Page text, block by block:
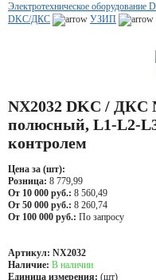
Электротехническое
DKC/ДКС
УЗИП
NX2032 DKC / ДКС
полюсный, L1-L2-
контролем
Цена за (шт):
Розница: 8 779,99
От 10 000 руб.: 8 560,49
От 50 000 руб.: 8 260,74
От 100 000 руб.: По запросу
Артикул: NX2032
Наличие: В наличии
Единица измерения: (шт)